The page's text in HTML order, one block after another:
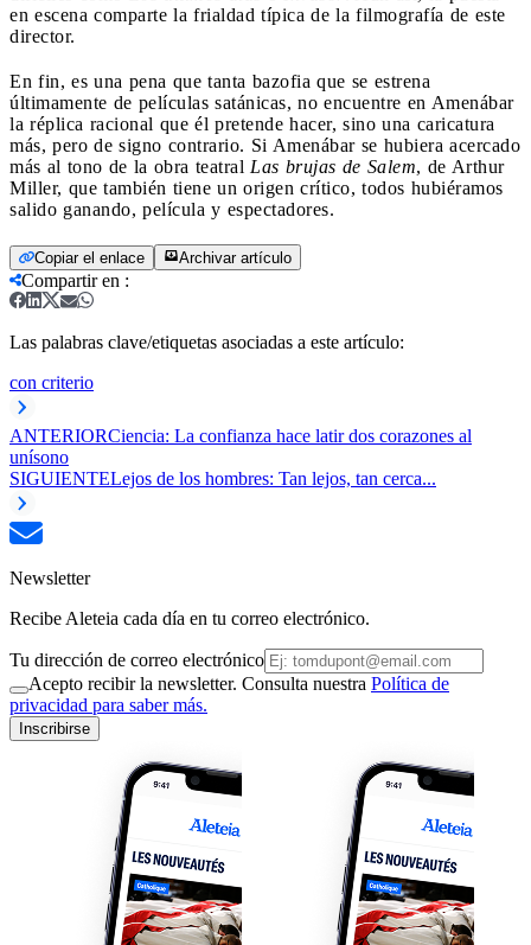
en escena comparte la frialdad típica de la filmografía de este
director.
En fin, es una pena que tanta bazofia que se estrena
últimamente de películas satánicas, no encuentre en Amenábar
la réplica racional que él pretende hacer, sino una caricatura
más, pero de signo contrario. Si Amenábar se hubiera acercado
más al tono de la obra teatral Las brujas de Salem, de Arthur
Miller, que también tiene un origen crítico, todos hubiéramos
salido ganando, película y espectadores.
Copiar el enlace Archivar artículo
Compartir en :
Las palabras clave/etiquetas asociadas a este artículo:
con criterio
ANTERIORCiencia: La confianza hace latir dos corazones al
unísono
SIGUIENTELejos de los hombres: Tan lejos, tan cerca...
Newsletter
Recibe Aleteia cada día en tu correo electrónico.
Tu dirección de correo electrónico
Acepto recibir la newsletter. Consulta nuestra Política de
privacidad para saber más.
Inscribirse